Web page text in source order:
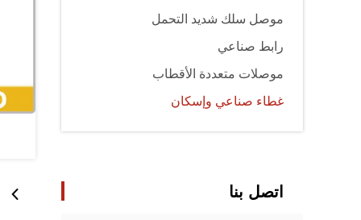
موصل سلك شديد التحمل
رابط صناعي
موصلات متعددة الأقطاب
غطاء صناعي وإسكان
اتصل بنا